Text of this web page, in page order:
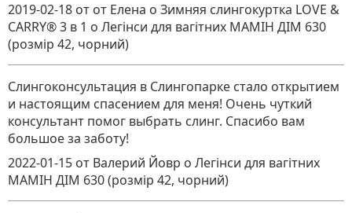
2019-02-18 от от Елена о Зимняя слингокуртка LOVE &
CARRY® 3 в 1 о Легінси для вагітних MAMІН ДІМ 630
(розмір 42, чорний)
Слингоконсультация в Слингопарке стало открытием
и настоящим спасением для меня! Очень чуткий
консультант помог выбрать слинг. Спасибо вам
большое за заботу!
2022-01-15 от Валерий Йовр о Легінси для вагітних
MAMІН ДІМ 630 (розмір 42, чорний)